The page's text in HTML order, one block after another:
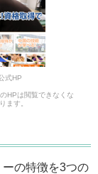
式HP
HPは閲覧できなくな
ます。
の特徴を3つの